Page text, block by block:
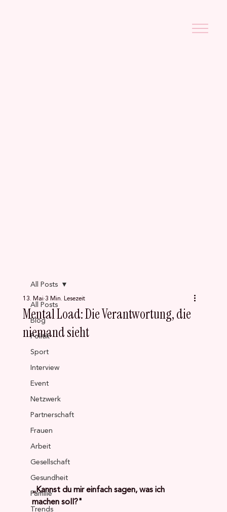
All Posts
Blog
Politik
Sport
Interview
Event
Netzwerk
Partnerschaft
Frauen
Arbeit
Gesellschaft
Gesundheit
Familie
Trends
All Posts
Mental Load: Die Verantwortung, die
niemand sieht
13. Mai 3 Min. Lesezeit
„Kannst du mir einfach sagen, was ich
machen soll?"